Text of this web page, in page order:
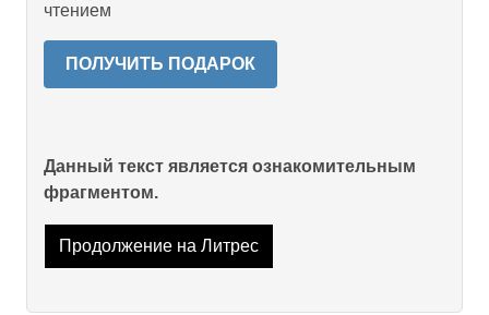
чтением
ПОЛУЧИТЬ ПОДАРОК
Данный текст является ознакомительным
фрагментом.
Продолжение на Литрес